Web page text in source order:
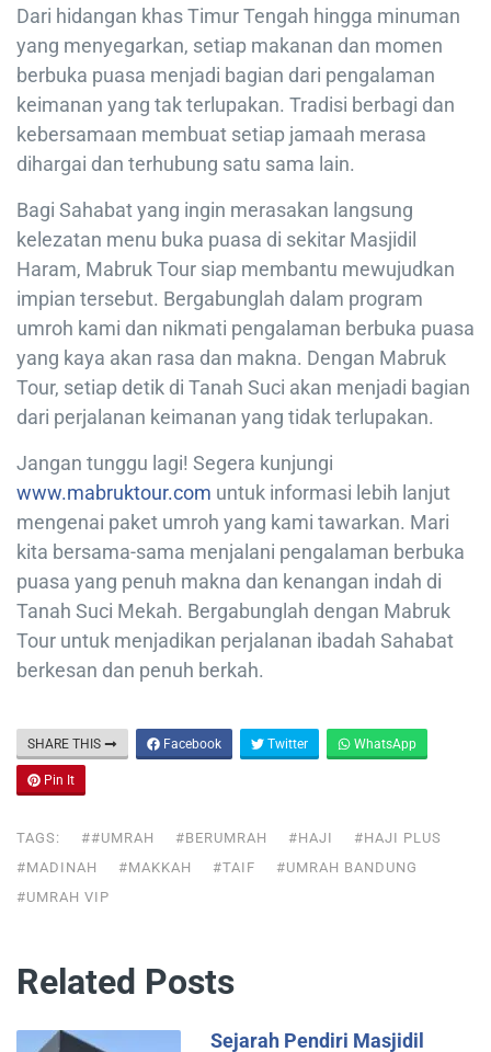
Dari hidangan khas Timur Tengah hingga minuman
yang menyegarkan, setiap makanan dan momen
berbuka puasa menjadi bagian dari pengalaman
keimanan yang tak terlupakan. Tradisi berbagi dan
kebersamaan membuat setiap jamaah merasa
dihargai dan terhubung satu sama lain.
Bagi Sahabat yang ingin merasakan langsung
kelezatan menu buka puasa di sekitar Masjidil
Haram, Mabruk Tour siap membantu mewujudkan
impian tersebut. Bergabunglah dalam program
umroh kami dan nikmati pengalaman berbuka puasa
yang kaya akan rasa dan makna. Dengan Mabruk
Tour, setiap detik di Tanah Suci akan menjadi bagian
dari perjalanan keimanan yang tidak terlupakan.
Jangan tunggu lagi! Segera kunjungi
www.mabruktour.com untuk informasi lebih lanjut
mengenai paket umroh yang kami tawarkan. Mari
kita bersama-sama menjalani pengalaman berbuka
puasa yang penuh makna dan kenangan indah di
Tanah Suci Mekah. Bergabunglah dengan Mabruk
Tour untuk menjadikan perjalanan ibadah Sahabat
berkesan dan penuh berkah.
SHARE THIS Facebook Twitter WhatsApp
Pin It
TAGS: ##UMRAH #BERUMRAH #HAJI
#HAJI PLUS
#MADINAH
#MAKKAH #TAIF
#UMRAH BANDUNG
#UMRAH VIP
Related Posts
Sejarah Pendiri Masjidil